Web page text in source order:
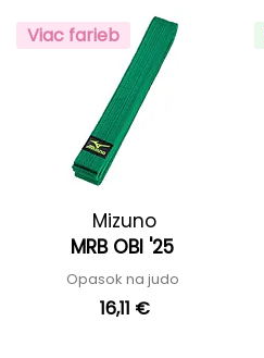
Viac farieb
Mizuno
MRB OBI '25
Opasok na judo
16,11 €